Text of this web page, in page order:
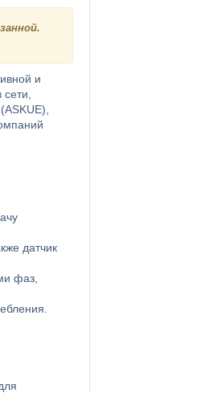
и
датчик
фаз,